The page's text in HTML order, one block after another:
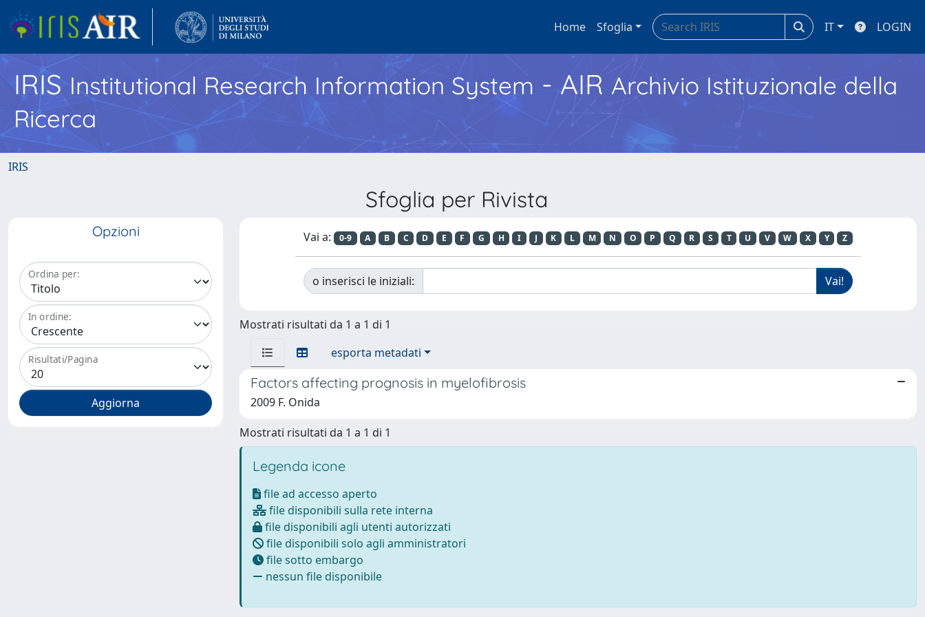
Home Sfoglia IT LOGIN
IRISInstitutional Research Information System - AIR Archivio Istituzionale della
Ricerca
IRIS
Sfoglia per Rivista
Opzioni
Ordina per:
In ordine:
Risultati/Pagina
Vai a: 0-9 A B C D E F G H I J K L M N O P Q R S T U V W X Y Z
o inserisci le iniziali:
Mostrati risultati da 1 a 1 di 1
esporta metadati
Factors affecting prognosis in myelofibrosis
2009 F. Onida
Mostrati risultati da 1 a 1 di 1
Legenda icone
file ad accesso aperto
file disponibili sulla rete interna
file disponibili agli utenti autorizzati
file disponibili solo agli amministratori
file sotto embargo
nessun file disponibile